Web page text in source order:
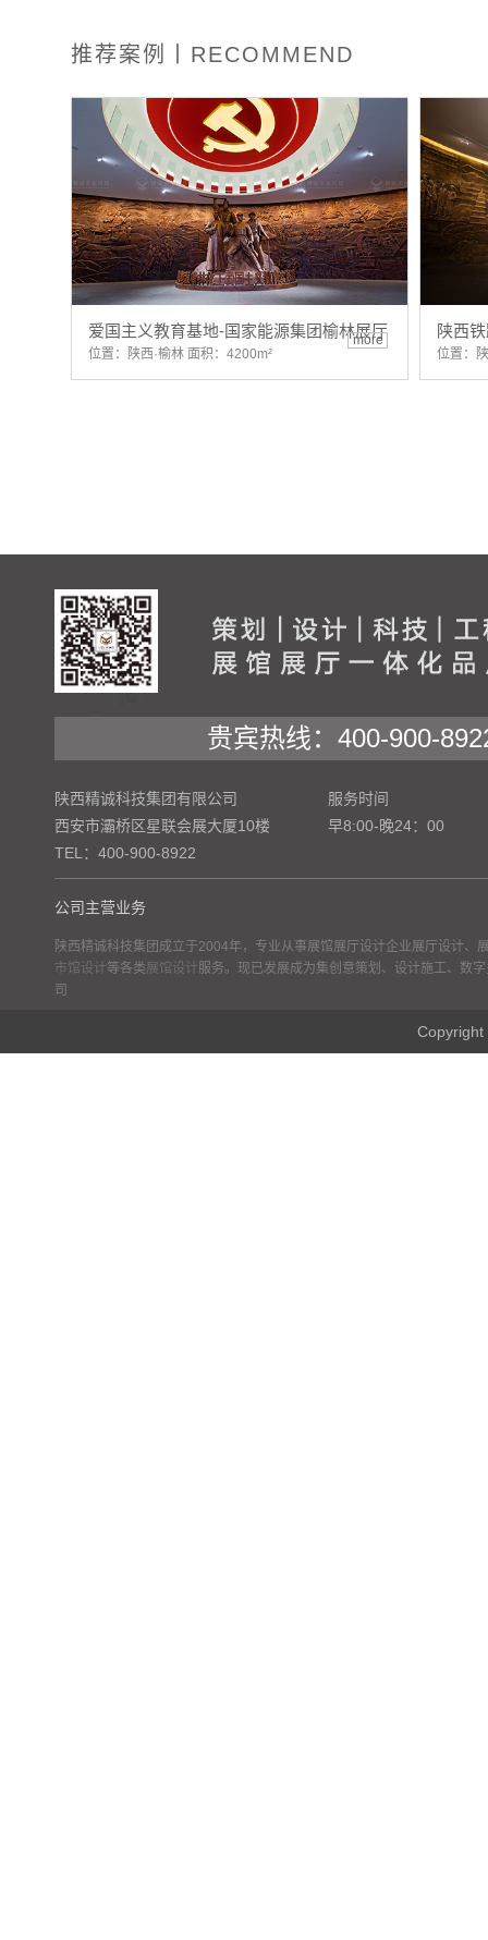
推荐案例丨RECOMMEND
爱国主义教育基地-国家能源集团榆林展厅
位置：陕西·榆林 面积：4200m²
more 陕西
位置：
贵宾热线：400-900-
陕西精诚科技集团有限公司
西安市灞桥区星联会展大厦10楼
TEL：400-900-8922
服务时间
早8:00-晚24：00
公司主营业务
陕西精诚科技集团成立于2004年，专业从事展馆展厅设计企业展厅设计、
市馆设计等各类 展馆设计 服务。现已发展成为集创意策划、设计施工、数
司